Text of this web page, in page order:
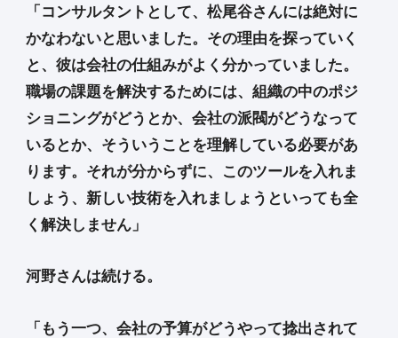
「コンサルタントとして、松尾谷さんには絶対に
かなわないと思いました。その理由を探っていく
と、彼は会社の仕組みがよく分かっていました。
職場の課題を解決するためには、組織の中のポジ
ショニングがどうとか、会社の派閥がどうなって
いるとか、そういうことを理解している必要があ
ります。それが分からずに、このツールを入れま
しょう、新しい技術を入れましょうといっても全
く解決しません」
河野さんは続ける。
「もう一つ、会社の予算がどうやって捻出されて